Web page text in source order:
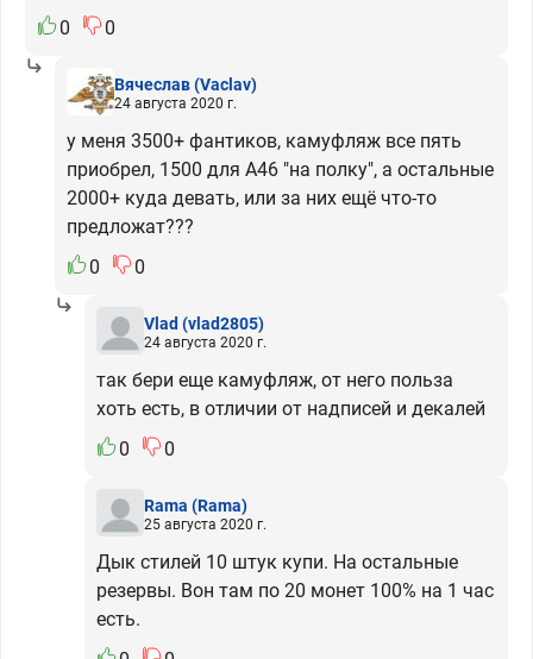
0
0
Вячеслав(Vaclav)
24 августа 2020 г.
у меня 3500+ фантиков, камуфляж все пять
приобрел, 1500 для А46 "на полку", а остальные
2000+ куда девать, или за них ещё что-то
предложат???
0
0
Vlad(vlad2805)
24 августа 2020 г.
так бери еще камуфляж, от него польза
хоть есть, в отличии от надписей и декалей
0
0
Rama (Rama)
25 августа 2020 г.
Дык стилей 10 штук купи. На остальные
резервы. Вон там по 20 монет 100% на 1 час
есть.